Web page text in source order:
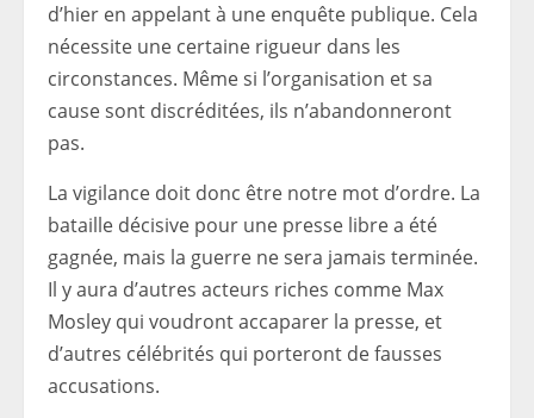
d’hier en appelant à une enquête publique. Cela
nécessite une certaine rigueur dans les
circonstances. Même si l’organisation et sa
cause sont discréditées, ils n’abandonneront
pas.
La vigilance doit donc être notre mot d’ordre. La
bataille décisive pour une presse libre a été
gagnée, mais la guerre ne sera jamais terminée.
Il y aura d’autres acteurs riches comme Max
Mosley qui voudront accaparer la presse, et
d’autres célébrités qui porteront de fausses
accusations.